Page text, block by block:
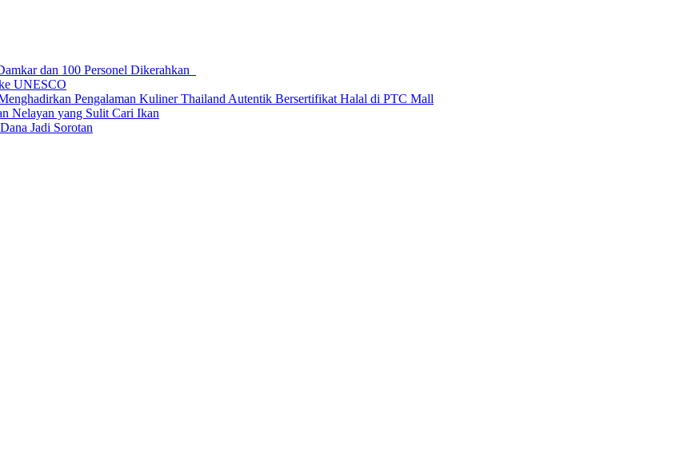
dan 100 Personel Dikerahkan
UNESCO
Pengalaman Kuliner Thailand Autentik Bersertifikat Halal di PTC Mall
Nelayan yang Sulit Cari Ikan
Jadi Sorotan